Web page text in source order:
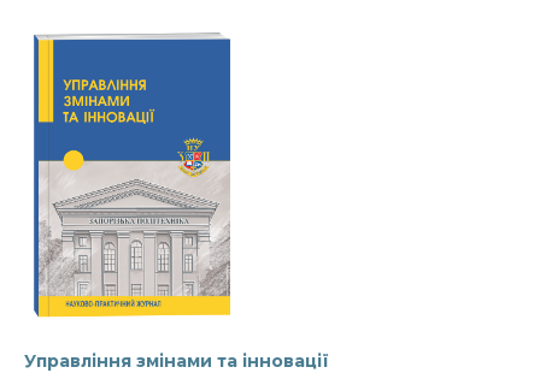
Управління змінами та інновації